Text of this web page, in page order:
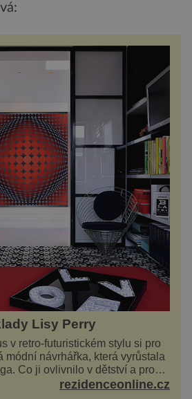
Lisy Perry
v retro-futuristickém stylu si pro
módní návrhářka, která vyrůstala
Co ji ovlivnilo v dětství a proč
takto? Interié...
rezidenceonline.cz